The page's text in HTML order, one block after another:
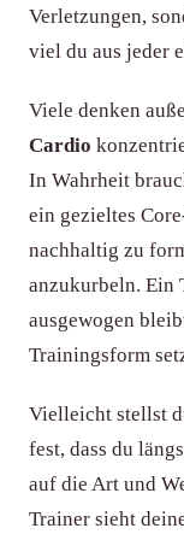
Verletzungen,
viel du aus jeder
Viele denken
Cardio
In Wahrheit
ein gezieltes
nachhaltig zu
anzukurbeln. Ein
ausgewogen
Trainingsform
Vielleicht stellst
fest, dass du
auf die Art und
Trainer sieht